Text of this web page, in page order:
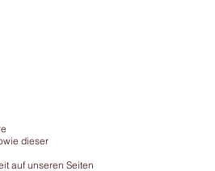
dieser
auf unseren Seiten